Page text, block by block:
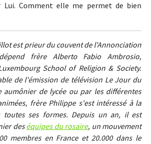
Lui. Comment elle me permet de bien
est prieur du couvent de l'Annonciation
frère Alberto Fabio Ambrosio,
School of Religion & Society.
de l'émission de télévision Le Jour du
aumônier de lycée ou par les différentes
frère Philippe s'est intéressé à la
toutes ses formes. Depuis un an, il est
deséquipes du rosaire, un mouvement
membres en France et 20.000 dans le